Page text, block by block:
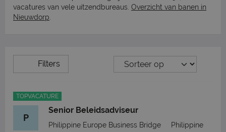
vacatures van vele uitzendbureaus. Overzicht van banen in
Nieuwdorp
Filters
TOPVACATURE
P
Senior Beleidsadviseur
Philippine Europe Business Bridge
Philippine